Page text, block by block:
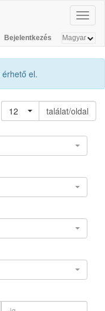
Bejelentkezés
érhető el.
12
találat/oldal